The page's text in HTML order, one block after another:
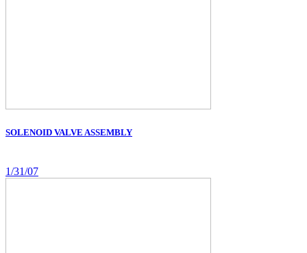
SOLENOID VALVE ASSEMBLY
1/31/07